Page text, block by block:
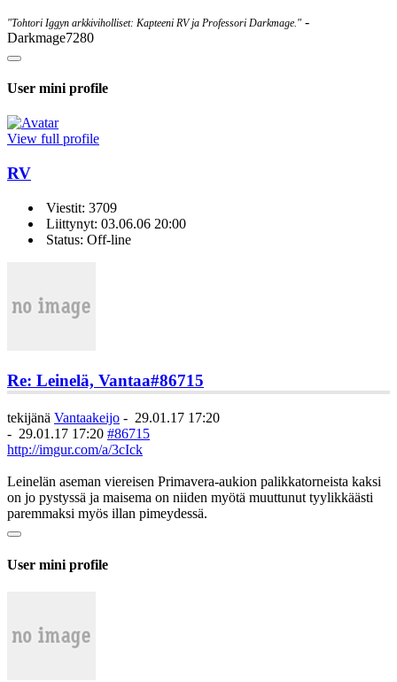
"Tohtori Iggyn arkkiviholliset: Kapteeni RV ja Professori Darkmage." -
Darkmage7280
User mini profile
View full profile
RV
Viestit: 3709
Liittynyt: 03.06.06 20:00
Status: Off-line
Re: Leinelä, Vantaa#86715
tekijänä Vantaakeijo - 29.01.17 17:20
- 29.01.17 17:20 #86715
http://imgur.com/a/3cIck
Leinelän aseman viereisen Primavera-aukion palikkatorneista kaksi
on jo pystyssä ja maisema on niiden myötä muuttunut tyylikkäästi
paremmaksi myös illan pimeydessä.
User mini profile